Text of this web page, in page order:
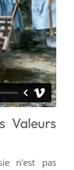
Valeurs
n'est pas